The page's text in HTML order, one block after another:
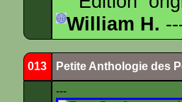
William H.
013 Petite Anthologie des
---